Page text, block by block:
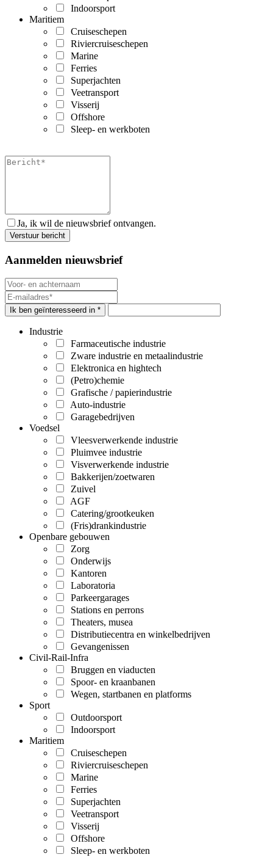
Indoorsport
Maritiem
Cruiseschepen
Riviercruiseschepen
Marine
Ferries
Superjachten
Veetransport
Visserij
Offshore
Sleep- en werkboten
Ja, ik wil de nieuwsbrief ontvangen.
Aanmelden nieuwsbrief
Ik ben geïnteresseerd in *
Industrie
Farmaceutische industrie
Zware industrie en metaalindustrie
Elektronica en hightech
(Petro)chemie
Grafische / papierindustrie
Auto-industrie
Garagebedrijven
Voedsel
Vleesverwerkende industrie
Pluimvee industrie
Visverwerkende industrie
Bakkerijen/zoetwaren
Zuivel
AGF
Catering/grootkeuken
(Fris)drankindustrie
Openbare gebouwen
Zorg
Onderwijs
Kantoren
Laboratoria
Parkeergarages
Stations en perrons
Theaters, musea
Distributiecentra en winkelbedrijven
Gevangenissen
Civil-Rail-Infra
Bruggen en viaducten
Spoor- en kraanbanen
Wegen, startbanen en platforms
Sport
Outdoorsport
Indoorsport
Maritiem
Cruiseschepen
Riviercruiseschepen
Marine
Ferries
Superjachten
Veetransport
Visserij
Offshore
Sleep- en werkboten